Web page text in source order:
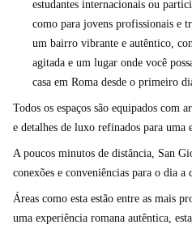
vibrante comunidade e os serviços
ideal para profissionais ou estudantes
conforto no coração de Roma.
estudantes internacionais ou
como para jovens profissionais e
um bairro vibrante e autêntico,
agitada e um lugar onde você
casa em Roma desde o primeiro
Todos os espaços são equipados
e detalhes de luxo refinados para uma
A poucos minutos de distância, San
conexões e conveniências para o dia a
Áreas como esta estão entre as mais
uma experiência romana autêntica,